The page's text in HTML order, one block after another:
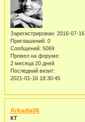
Зарегистрирован: 2016-07-16
Приглашений: 0
Сообщений: 5069
Провел на форуме:
2 месяца 20 дней
Последний визит:
2021-01-16 18:30:45
Arkadia06
КТ